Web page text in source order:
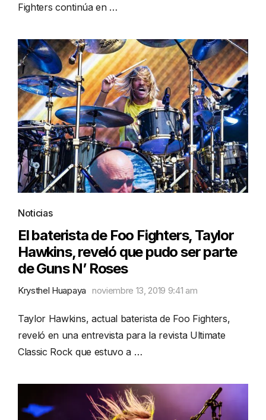
Fighters continúa en …
Noticias
El baterista de Foo Fighters, Taylor
Hawkins, reveló que pudo ser parte
de Guns N’ Roses
Krysthel Huapaya noviembre 13, 2019 9:41 am
Taylor Hawkins, actual baterista de Foo Fighters,
reveló en una entrevista para la revista Ultimate
Classic Rock que estuvo a …